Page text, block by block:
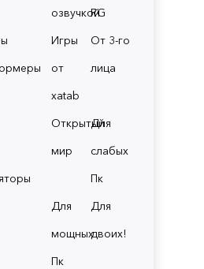
озвучкой
RG
Игры
от
xatab
От 3-го
лица
Открытый
мир
Для
слабых
Пк
Для
мощных
Пк
Для
двоих!